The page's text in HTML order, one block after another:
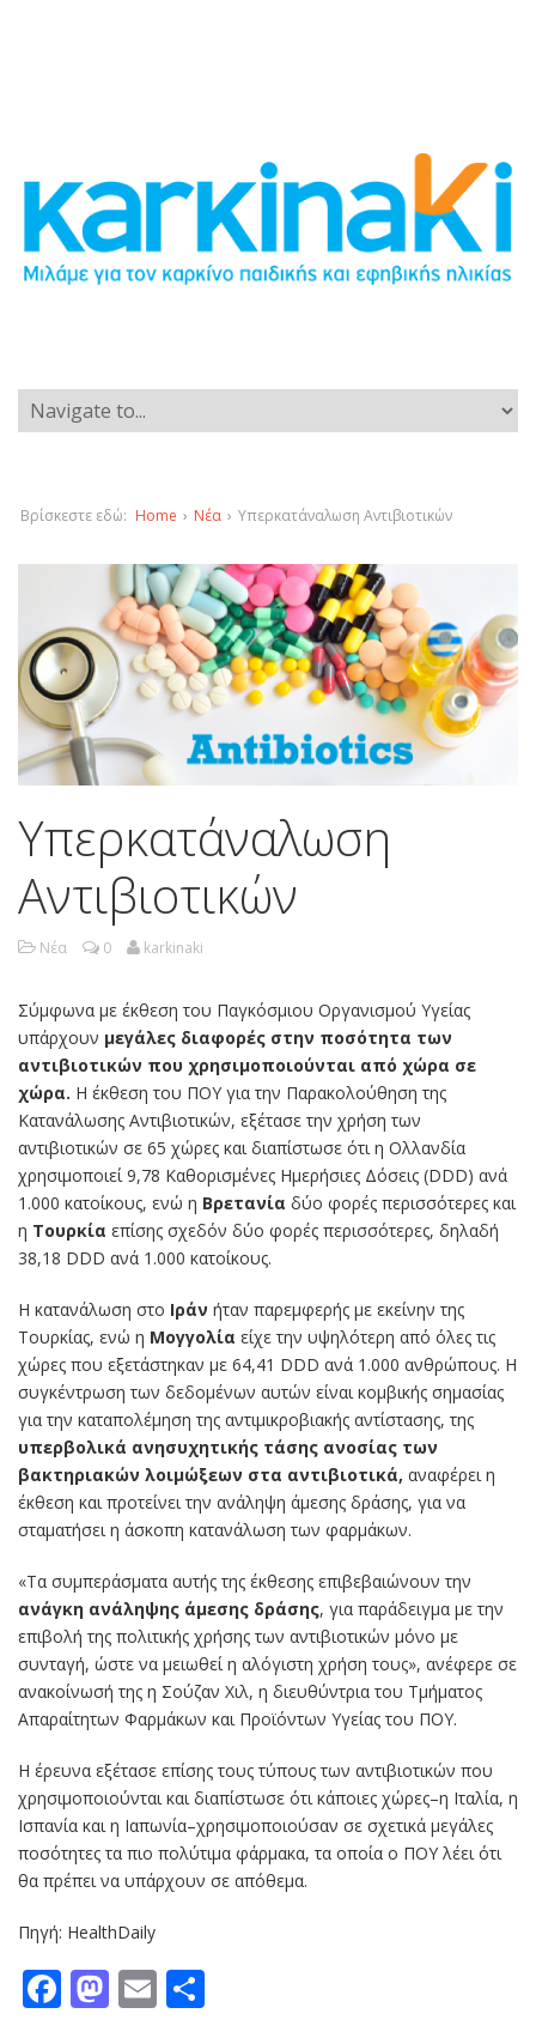
Βρίσκεστε εδώ: Home › Νέα › Υπερκατάναλωση Αντιβιοτικών
Υπερκατάναλωση
Αντιβιοτικών
Νέα 0 karkinaki
Σύμφωνα με έκθεση του Παγκόσμιου Οργανισμού Υγείας
υπάρχουν μεγάλες διαφορές στην ποσότητα των
αντιβιοτικών που χρησιμοποιούνται από χώρα σε
χώρα. Η έκθεση του ΠΟΥ για την Παρακολούθηση της
Κατανάλωσης Αντιβιοτικών, εξέτασε την χρήση των
αντιβιοτικών σε 65 χώρες και διαπίστωσε ότι η Ολλανδία
χρησιμοποιεί 9,78 Καθορισμένες Ημερήσιες Δόσεις (DDD) ανά
1.000 κατοίκους, ενώ η Βρετανία δύο φορές περισσότερες και
η Τουρκία επίσης σχεδόν δύο φορές περισσότερες, δηλαδή
38,18 DDD ανά 1.000 κατοίκους.
Η κατανάλωση στο Ιράν ήταν παρεμφερής με εκείνην της
Τουρκίας, ενώ η Μογγολία είχε την υψηλότερη από όλες τις
χώρες που εξετάστηκαν με 64,41 DDD ανά 1.000 ανθρώπους. Η
συγκέντρωση των δεδομένων αυτών είναι κομβικής σημασίας
για την καταπολέμηση της αντιμικροβιακής αντίστασης, της
υπερβολικά ανησυχητικής τάσης ανοσίας των
βακτηριακών λοιμώξεων στα αντιβιοτικά, αναφέρει η
έκθεση και προτείνει την ανάληψη άμεσης δράσης, για να
σταματήσει η άσκοπη κατανάλωση των φαρμάκων.
«Τα συμπεράσματα αυτής της έκθεσης επιβεβαιώνουν την
ανάγκη ανάληψης άμεσης δράσης, για παράδειγμα με την
επιβολή της πολιτικής χρήσης των αντιβιοτικών μόνο με
συνταγή, ώστε να μειωθεί η αλόγιστη χρήση τους», ανέφερε σε
ανακοίνωσή της η Σούζαν Χιλ, η διευθύντρια του Τμήματος
Απαραίτητων Φαρμάκων και Προϊόντων Υγείας του ΠΟΥ.
Η έρευνα εξέτασε επίσης τους τύπους των αντιβιοτικών που
χρησιμοποιούνται και διαπίστωσε ότι κάποιες χώρες–η Ιταλία, η
Ισπανία και η Ιαπωνία–χρησιμοποιούσαν σε σχετικά μεγάλες
ποσότητες τα πιο πολύτιμα φάρμακα, τα οποία ο ΠΟΥ λέει ότι
θα πρέπει να υπάρχουν σε απόθεμα.
Πηγή: HealthDaily
Facebook
Mastodon
Email